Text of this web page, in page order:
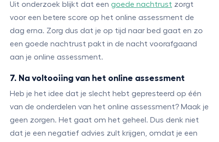
Uit onderzoek blijkt dat een goede nachtrust zorgt
voor een betere score op het online assessment de
dag erna. Zorg dus dat je op tijd naar bed gaat en zo
een goede nachtrust pakt in de nacht voorafgaand
aan je online assessment.
7. Na voltooiing van het online assessment
Heb je het idee dat je slecht hebt gepresteerd op één
van de onderdelen van het online assessment? Maak je
geen zorgen. Het gaat om het geheel. Dus denk niet
dat je een negatief advies zult krijgen, omdat je een